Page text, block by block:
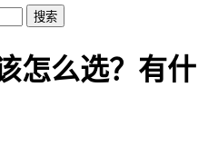
搜索
怎么选？有什